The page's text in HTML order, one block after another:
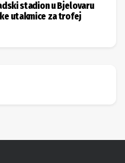
stadion u Bjelovaru
utakmice za trofej